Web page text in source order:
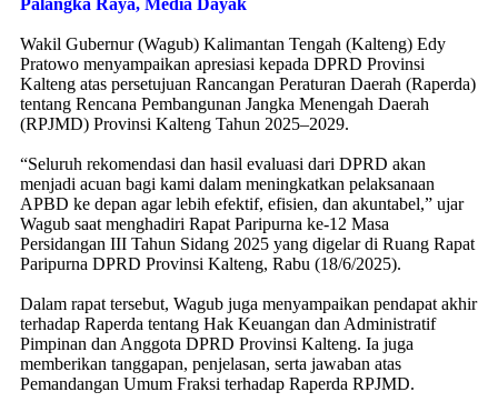
Wakil Gubernur (Wagub) Kalimantan Tengah (Kalteng) Edy
Pratowo menyampaikan apresiasi kepada DPRD Provinsi
Kalteng atas persetujuan Rancangan Peraturan Daerah (Raperda)
tentang Rencana Pembangunan Jangka Menengah Daerah
(RPJMD) Provinsi Kalteng Tahun 2025–2029.
“Seluruh rekomendasi dan hasil evaluasi dari DPRD akan
menjadi acuan bagi kami dalam meningkatkan pelaksanaan
APBD ke depan agar lebih efektif, efisien, dan akuntabel,” ujar
Wagub saat menghadiri Rapat Paripurna ke-12 Masa
Persidangan III Tahun Sidang 2025 yang digelar di Ruang Rapat
Paripurna DPRD Provinsi Kalteng, Rabu (18/6/2025).
Dalam rapat tersebut, Wagub juga menyampaikan pendapat akhir
terhadap Raperda tentang Hak Keuangan dan Administratif
Pimpinan dan Anggota DPRD Provinsi Kalteng. Ia juga
memberikan tanggapan, penjelasan, serta jawaban atas
Pemandangan Umum Fraksi terhadap Raperda RPJMD.